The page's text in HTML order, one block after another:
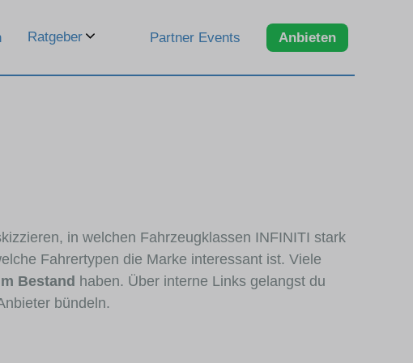
Ratgeber Partner Events Anbieten
in welchen Fahrzeugklassen INFINITI stark
Fahrertypen die Marke interessant ist. Viele
Bestand haben. Über interne Links gelangst du
bündeln.